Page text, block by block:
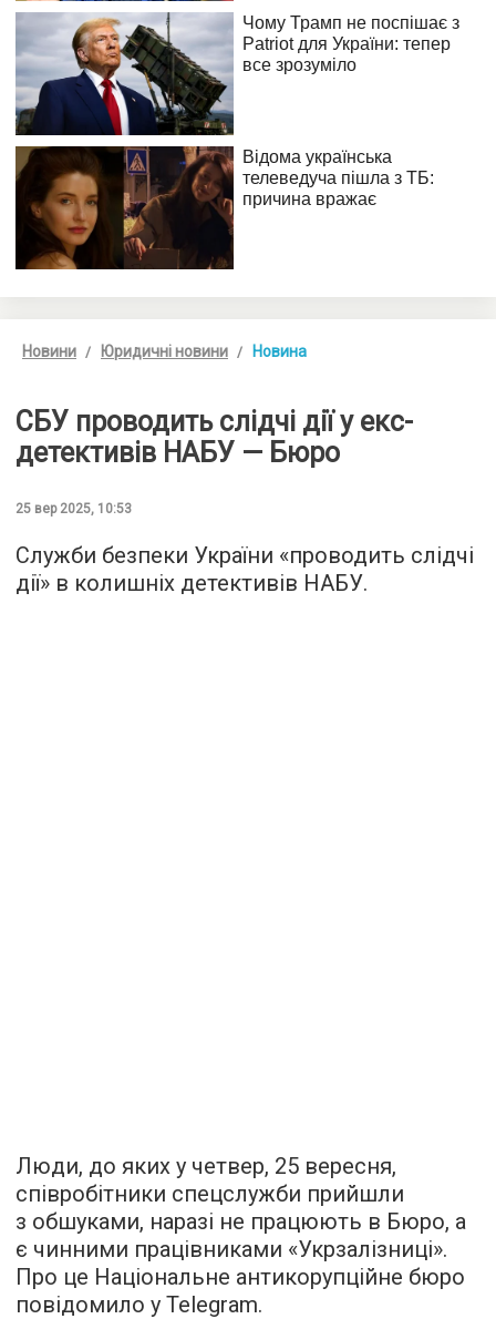
Новини Юридичні новини Новина
СБУ проводить слідчі дії у екс-
детективів НАБУ — Бюро
25 вер 2025, 10:53
Служби безпеки України «проводить слідчі
дії» в колишніх детективів НАБУ.
Люди, до яких у четвер, 25 вересня,
співробітники спецслужби прийшли
з обшуками, наразі не працюють в Бюро, а
є чинними працівниками «Укрзалізниці».
Про це Національне антикорупційне бюро
повідомило у Telegram.